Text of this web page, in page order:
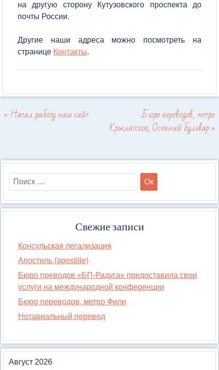
на другую сторону Кутузовского проспекта до
почты России.
Другие наши адреса можно посмотреть на
странице Контакты.
Post navigation
«Начал работу наш сайт Бюро переводов, метро
Крылатское, Осенний бульвар»
Свежие записи
Консульская легализация
Апостиль (apostille)
Бюро преводов «БП-Радуга» предоставила свои
услуги на международной конференции
Бюро переводов, метро Фили
Нотариальный перевод
Август 2026